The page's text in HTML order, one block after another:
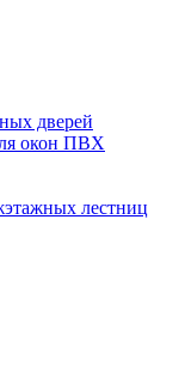
дверей
окон ПВХ
лестниц